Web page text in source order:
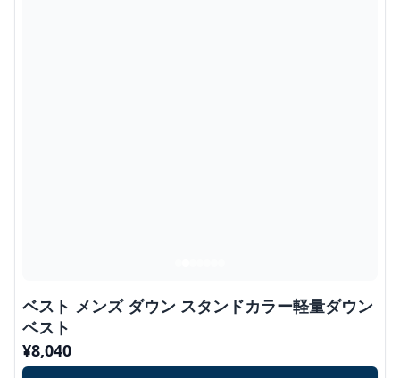
ベスト メンズ ダウン スタンドカラー軽量ダウン
ベスト
¥8,040